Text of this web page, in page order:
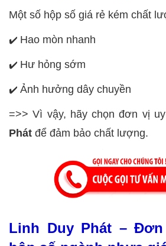
Một số hộp số giá rẻ kém chất
✔️ Hao mòn nhanh
✔️ Hư hỏng sớm
✔️ Ảnh hưởng dây chuyền
=>> Vì vậy, hãy chọn đơn vị
Phát để đảm bảo chất lượng.
Linh Duy Phát –